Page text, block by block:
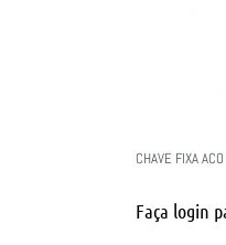
CHAVE FIXA
Faça login